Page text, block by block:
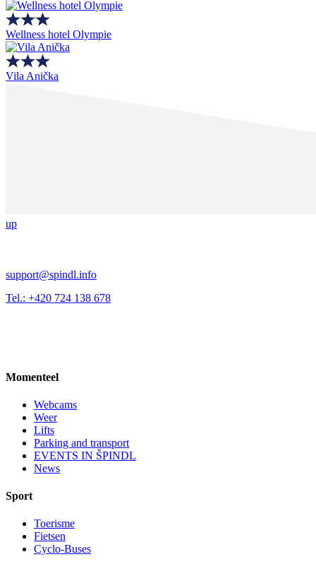
Wellness hotel Olympie
Vila Anička
up
support@spindl.info
Tel.: +420 724 138 678
Momenteel
Webcams
Weer
Lifts
Parking and transport
EVENTS IN ŠPINDL
News
Sport
Toerisme
Fietsen
Cyclo-Buses